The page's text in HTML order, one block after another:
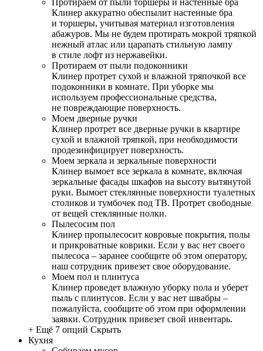
Протираем от пыли торшеры и настенные бра
Клинер аккуратно обеспылит настенные бра
и торшеры, учитывая материал изготовления
абажуров. Мы не будем протирать мокрой тряпкой
нежный атлас или царапать стильную лампу
в стиле лофт из нержавейки.
Протираем от пыли подоконники
Клинер протрет сухой и влажной тряпочкой все
подоконники в комнате. При уборке мы
используем профессиональные средства,
не повреждающие поверхность.
Моем дверные ручки
Клинер протрет все дверные ручки в квартире
сухой и влажной тряпкой, при необходимости
продезинфицирует поверхность.
Моем зеркала и зеркальные поверхности
Клинер вымоет все зеркала в комнате, включая
зеркальные фасады шкафов на высоту вытянутой
руки. Вымоет стеклянные поверхности туалетных
столиков и тумбочек под ТВ. Протрет свободные
от вещей стеклянные полки.
Пылесосим пол
Клинер пропылесосит ковровые покрытия, полы
и прикроватные коврики. Если у вас нет своего
пылесоса – заранее сообщите об этом оператору,
наш сотрудник привезет свое оборудование.
Моем пол и плинтуса
Клинер проведет влажную уборку пола и уберет
пыль с плинтусов. Если у вас нет швабры –
пожалуйста, сообщите об этом при оформлении
заявки. Сотрудник привезет свой инвентарь.
+ Ещё 7 опций Скрыть
Кухня